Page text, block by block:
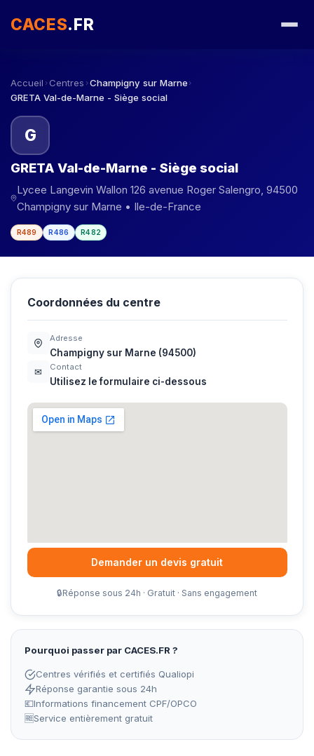
CACES.FR
Accueil › Centres ›Champigny sur Marne ›
GRETA Val-de-Marne - Siège social
G
GRETA Val-de-Marne - Siège social
Lycee Langevin Wallon 126 avenue Roger Salengro, 94500
Champigny sur Marne • Ile-de-France
R489 R486 R482
Coordonnées du centre
Adresse
Champigny sur Marne (94500)
✉
Contact
Utilisez le formulaire ci-dessous
Demander un devis gratuit
🔒Réponse sous 24h · Gratuit · Sans engagement
Pourquoi passer par CACES.FR ?
Centres vérifiés et certifiés Qualiopi
Réponse garantie sous 24h
💶Informations financement CPF/OPCO
🆓Service entièrement gratuit